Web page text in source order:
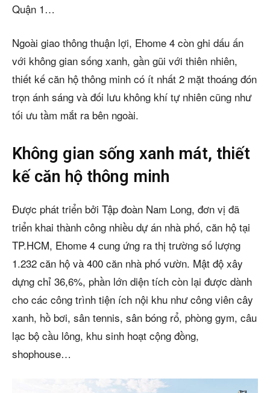
Quận 1…
Ngoài giao thông thuận lợi, Ehome 4 còn ghi dấu ấn
với không gian sống xanh, gần gũi với thiên nhiên,
thiết kế căn hộ thông minh có ít nhất 2 mặt thoáng đón
trọn ánh sáng và đối lưu không khí tự nhiên cũng như
tối ưu tầm mắt ra bên ngoài.
Không gian sống xanh mát, thiết
kế căn hộ thông minh
Được phát triển bởi Tập đoàn Nam Long, đơn vị đã
triển khai thành công nhiều dự án nhà phố, căn hộ tại
TP.HCM, Ehome 4 cung ứng ra thị trường số lượng
1.232 căn hộ và 400 căn nhà phố vườn. Mật độ xây
dựng chỉ 36,6%, phần lớn diện tích còn lại được dành
cho các công trình tiện ích nội khu như công viên cây
xanh, hồ bơi, sân tennis, sân bóng rổ, phòng gym, câu
lạc bộ cầu lông, khu sinh hoạt cộng đồng,
shophouse…